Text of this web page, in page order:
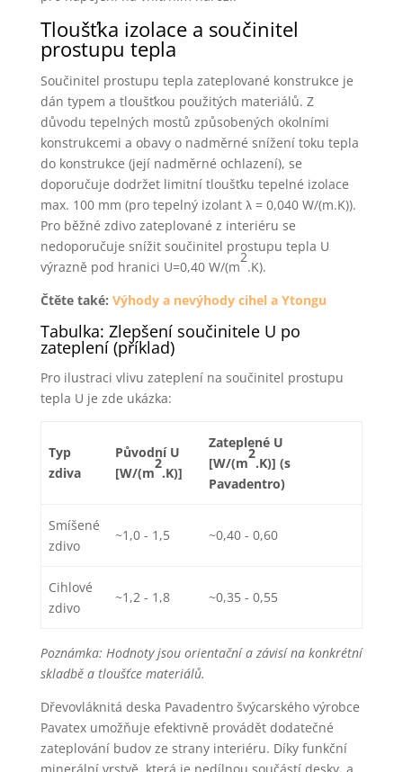
Tloušťka izolace a součinitel
prostupu tepla
Součinitel prostupu tepla zateplované konstrukce je
dán typem a tloušťkou použitých materiálů. Z
důvodu tepelných mostů způsobených okolními
konstrukcemi a obavy o nadměrné snížení toku tepla
do konstrukce (její nadměrné ochlazení), se
doporučuje dodržet limitní tloušťku tepelné izolace
max. 100 mm (pro tepelný izolant λ = 0,040 W/(m.K)).
Pro běžné zdivo zateplované z interiéru se
nedoporučuje snížit součinitel prostupu tepla U
výrazně pod hranici U=0,40 W/(m
2
.K).
Čtěte také: Výhody a nevýhody cihel a Ytongu
Tabulka: Zlepšení součinitele U po
zateplení (příklad)
Pro ilustraci vlivu zateplení na součinitel prostupu
tepla U je zde ukázka:
Typ
zdiva
Původní U
[W/(m
2
.K)]
Zateplené U
[W/(m
2
.K)] (s
Pavadentro)
Smíšené
zdivo
~1,0 - 1,5 ~0,40 - 0,60
Cihlové
zdivo
~1,2 - 1,8 ~0,35 - 0,55
Poznámka: Hodnoty jsou orientační a závisí na konkrétní
skladbě a tloušťce materiálů.
Dřevovláknitá deska Pavadentro švýcarského výrobce
Pavatex umožňuje efektivně provádět dodatečné
zateplování budov ze strany interiéru. Díky funkční